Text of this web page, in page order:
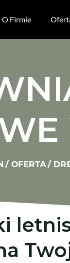
O Firmie
/ OFERTA/